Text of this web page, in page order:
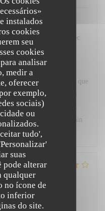
instalados
cookies
seu
cookies
analisar
medir a
oferecer
exemplo,
sociais)
ou
tudo',
suas
pode alterar
qualquer
no ícone de
inferior
do site.
un service
Nous y retournerons avec
review
! Nous sommes ravis que
ainsi que la qualité du
belle récompense. Nous
nouveau pour un prochain
quality_price:
review